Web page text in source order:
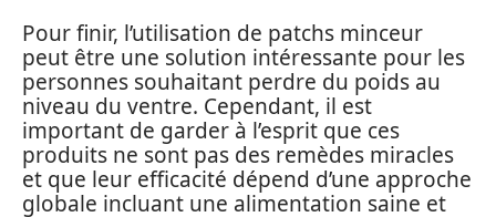
Pour finir, l’utilisation de patchs minceur
peut être une solution intéressante pour les
personnes souhaitant perdre du poids au
niveau du ventre. Cependant, il est
important de garder à l’esprit que ces
produits ne sont pas des remèdes miracles
et que leur efficacité dépend d’une approche
globale incluant une alimentation saine et